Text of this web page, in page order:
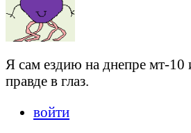
Я сам ездию на днепре мт-10
правде в глаз.
войти